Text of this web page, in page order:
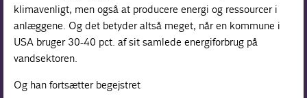
klimavenligt, men også at producere energi og ressourcer i
anlæggene. Og det betyder altså meget, når en kommune i
USA bruger 30-40 pct. af sit samlede energiforbrug på
vandsektoren.
Og han fortsætter begejstret